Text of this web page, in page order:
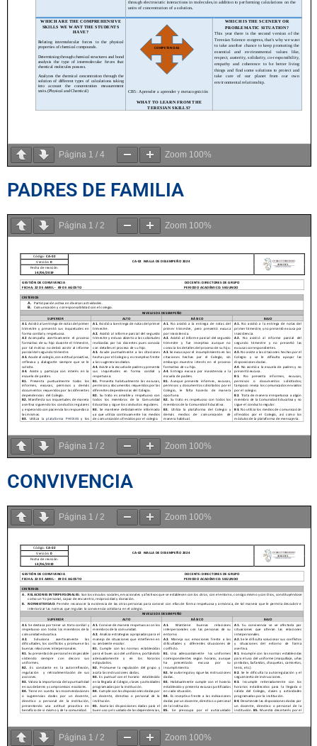
Página 1 / 4 Zoom 100%
PADRES DE FAMILIA
Página 1 / 2 Zoom 100%
Página 1 / 2 Zoom 100%
CONVIVENCIA
Página 1 / 2 Zoom 100%
Página 1 / 2 Zoom 100%